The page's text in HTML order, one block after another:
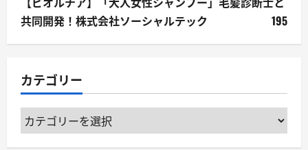
共同開発！株式会社ソーシャルテック
195
カテゴリー
カ
テ